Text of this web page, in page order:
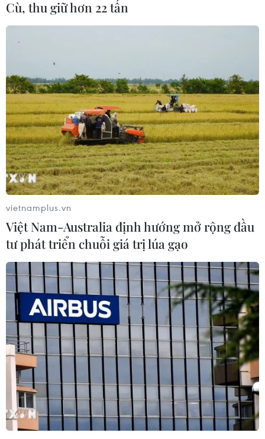
TIN CÙNG CHUYÊN MỤC
Mỹ điều tiêm kích áp tải nhiều máy
bay dân sự gần sân golf của Tổng
thống Trump
10/08/2026 04:22
Khoa học, công nghệ - trụ cột mới
trong quan hệ Việt Nam-Canada
10/08/2026 02:25
Cù, thu giữ hơn 22 tấn
vietnamplus.vn
Việt Nam-Australia định hướng mở rộng đầu
tư phát triển chuỗi giá trị lúa gạo